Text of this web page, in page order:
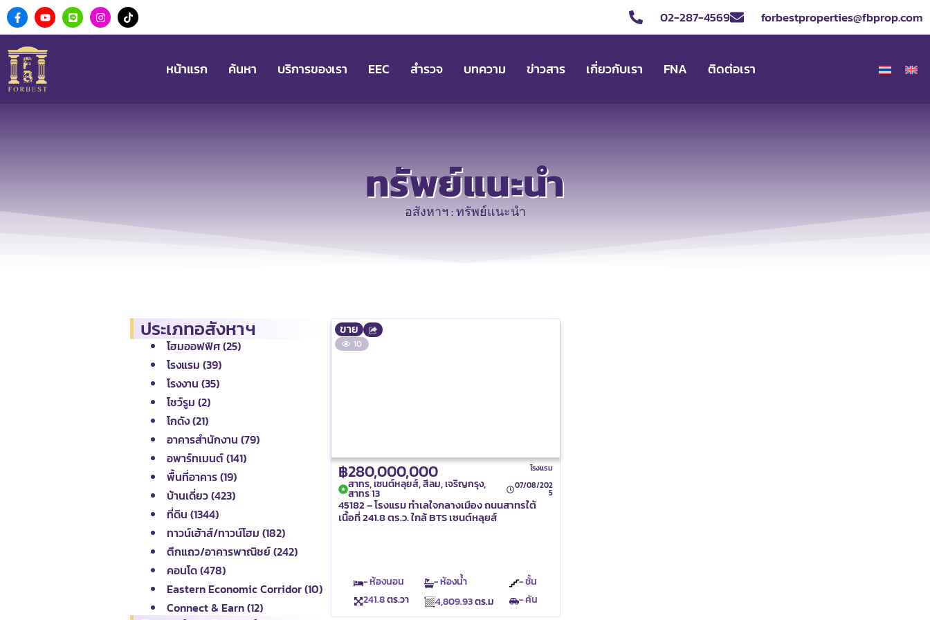
02-287-4569 forbestproperties@fbprop.com
หน้าแรก ค้นหา บริการของเรา EEC สำรวจ บทความ ข่าวสาร เกี่ยวกับเรา FNA ติดต่อเรา
ทรัพย์แนะนำ
อสังหาฯ : ทรัพย์แนะนำ
ประเภทอสังหาฯ
โฮมออฟฟิศ (25)
โรงแรม (39)
โรงงาน (35)
โชว์รูม (2)
โกดัง (21)
อาคารสำนักงาน (79)
อพาร์ทเมนต์ (141)
พื้นที่อาคาร (19)
บ้านเดี่ยว (423)
ที่ดิน (1344)
ทาวน์เฮ้าส์/ทาวน์โฮม (182)
ตึกแถว/อาคารพาณิชย์ (242)
คอนโด (478)
Eastern Economic Corridor (10)
Connect & Earn (12)
ขาย
10
฿280,000,000 โรงแรม
สาทร, เซนต์หลุยส์, สีลม, เจริญกรุง,
สาทร 13
07/08/202
5
45182 – โรงแรม ทำเลใจกลางเมือง ถนนสาทรใต้
เนื้อที่ 241.8 ตร.ว. ใกล้ BTS เซนต์หลุยส์
- ห้องนอน - ห้องน้ำ
- ชั้น
241.8ตร.วา 4,809.93ตร.ม - คัน